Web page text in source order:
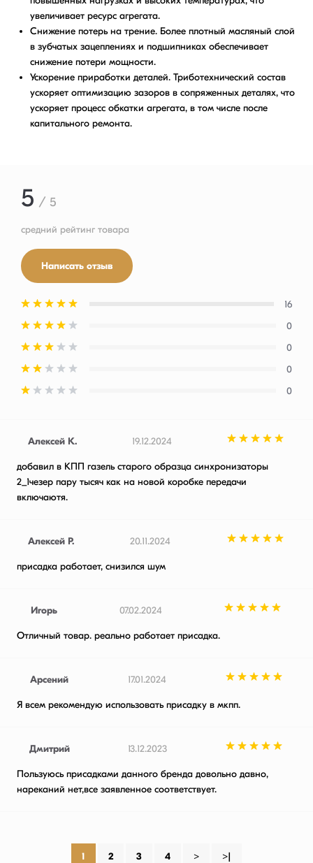
увеличивает ресурс агрегата.
Снижение потерь на трение. Более плотный масляный слой
в зубчатых зацеплениях и подшипниках обеспечивает
снижение потери мощности.
Ускорение приработки деталей. Триботехнический состав
ускоряет оптимизацию зазоров в сопряженных деталях, что
ускоряет процесс обкатки агрегата, в том числе после
капитального ремонта.
5 / 5
средний рейтинг товара
Написать отзыв
16
0
0
0
0
Алексей К. 19.12.2024
добавил в КПП газель старого образца синхронизаторы
2_1чезер пару тысяч как на новой коробке передачи
включаютя.
Алексей Р. 20.11.2024
присадка работает, снизился шум
Игорь 07.02.2024
Отличный товар. реально работает присадка.
Арсений 17.01.2024
Я всем рекомендую использовать присадку в мкпп.
Дмитрий 13.12.2023
Пользуюсь присадками данного бренда довольно давно,
нареканий нет,все заявленное соответствует.
1 2 3 4 > >|